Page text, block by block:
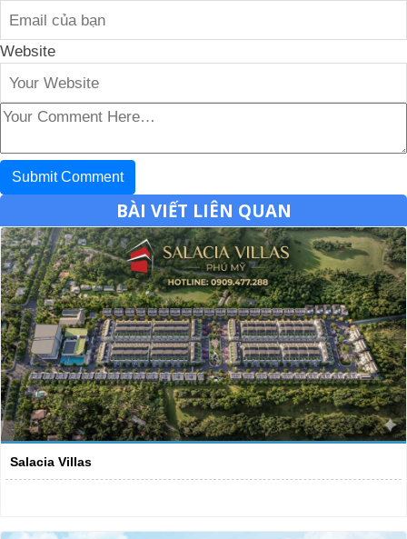
Website
BÀI VIẾT LIÊN QUAN
Salacia Villas